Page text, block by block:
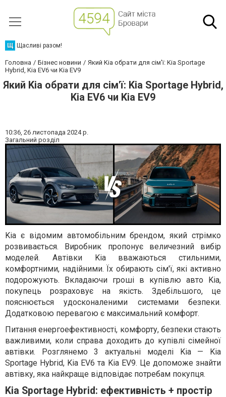
Щ Щасливі разом!
Головна Бізнес новини
Який Kia обрати для сім'ї: Kia Sportage
Hybrid, Kia EV6 чи Kia EV9
Який Kia обрати для сім'ї: Kia Sportage Hybrid,
Kia EV6 чи Kia EV9
10:36, 26 листопада 2024 р.
Загальний розділ
Kia є відомим автомобільним брендом, який стрімко
розвивається. Виробник пропонує величезний вибір
моделей. Автівки Kia вважаються стильними,
комфортними, надійними. Їх обирають сім'ї, які активно
подорожують. Вкладаючи гроші в купівлю авто Kia,
покупець розраховує на якість. Здебільшого, це
пояснюється удосконаленими системами безпеки.
Додатковою перевагою є максимальний комфорт.
Питання енергоефективності, комфорту, безпеки стають
важливими, коли справа доходить до купівлі сімейної
автівки. Розглянемо 3 актуальні моделі Kia — Kia
Sportage Hybrid, Kia EV6 та Kia EV9. Це допоможе знайти
автівку, яка найкраще відповідає потребам покупця.
Kia Sportage Hybrid: ефективність + простір